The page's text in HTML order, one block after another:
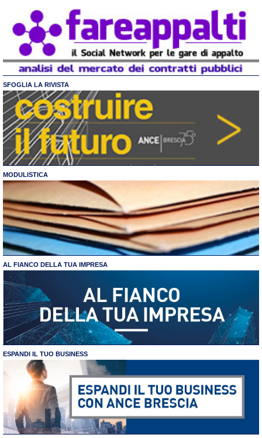
SFOGLIA LA RIVISTA
MODULISTICA
AL FIANCO DELLA TUA IMPRESA
ESPANDI IL TUO BUSINESS